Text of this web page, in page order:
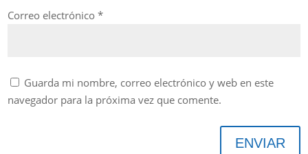
Correo electrónico*
Guarda mi nombre, correo electrónico y web en este
navegador para la próxima vez que comente.
ENVIAR